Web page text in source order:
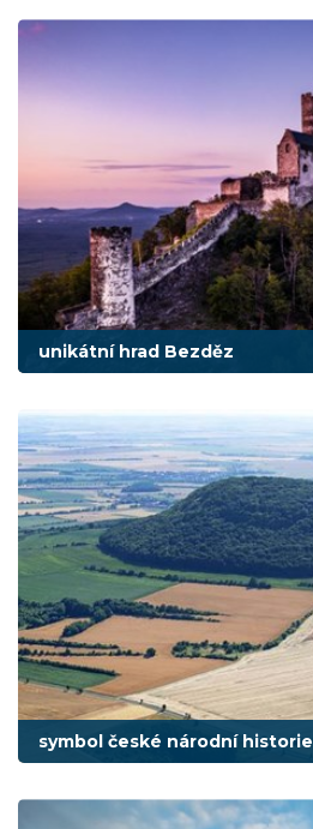
unikátní hrad Bezděz
symbol české národní historie